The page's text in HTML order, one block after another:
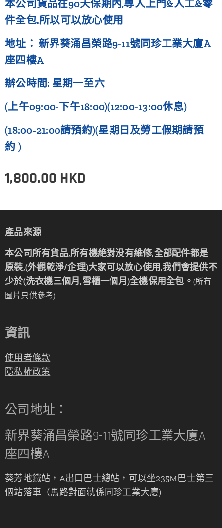
本公司貨品在90天保期內,專人上門&人工&零
件全包.所以可以放心使用
地址： 新界葵涌昌榮路9-11號同珍工業大廈A
座四樓A
辦公時間: 星期一至六
(上午09:00-下午18:00)(12:00-13:00休息)
(18:00-21:00請預約)(星期日及勞工假期請預
約 )
1,800.00 HKD
產品來源
本公司所有貨品,所有機絶對没有維修,全部配件都是
原裝,(外觀乾淨/企理)大家可以放心使用,我們會提供不
少於(洗衣機三個月,雪櫃一個月)全機保用全包。 (所有
圖片只供參考)
資訊
使用者條款
隱私權政策
公司地址：
新界葵涌昌榮路9-11號同珍工業大廈A
座四樓A
葵芳地鐵站，A出口巴士總站，可以坐235M巴士第三
個站落車（馬路對面就係同珍工業大廈)